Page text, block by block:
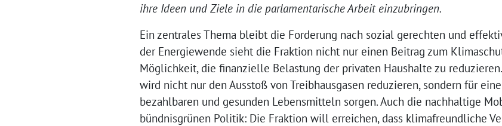
ihre Ideen und Ziele in die parlamentarische Arbeit einzubringen.
Ein zentrales Thema bleibt die Forderung nach sozial gerechten und
der Energiewende sieht die Fraktion nicht nur einen Beitrag zum
Möglichkeit, die finanzielle Belastung der privaten Haushalte zu
wird nicht nur den Ausstoß von Treibhausgasen reduzieren, sondern für
bezahlbaren und gesunden Lebensmitteln sorgen. Auch die nachhaltige
bündnisgrünen Politik: Die Fraktion will erreichen, dass klimafreundliche